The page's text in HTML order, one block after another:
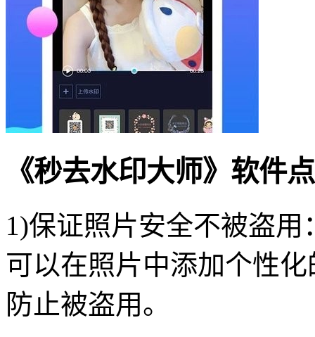
《秒去水印大师》软件
1)保证照片安全不被盗
可以在照片中添加个性
防止被盗用。